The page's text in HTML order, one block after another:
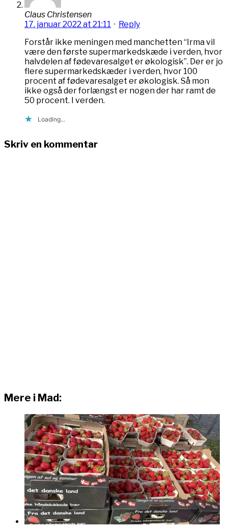
Claus Christensen
17. januar 2022 at 21:11 · Reply
Forstår ikke meningen med manchetten “Irma vil
være den første supermarkedskæde i verden, hvor
halvdelen af fødevaresalget er økologisk”. Der er jo
flere supermarkedskæder i verden, hvor 100
procent af fødevaresalget er økologisk. Så mon
ikke også der forlængst er nogen der har ramt de
50 procent. I verden.
Loading...
Skriv en kommentar
Mere i Mad: